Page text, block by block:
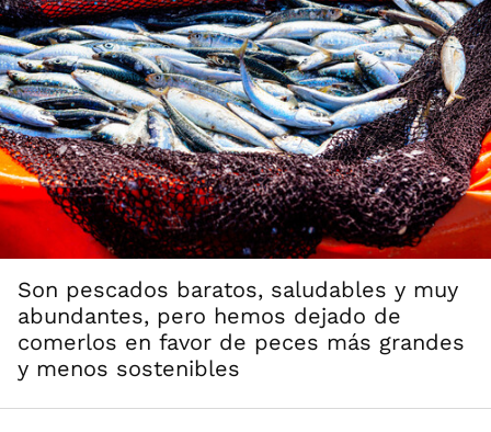
Son pescados baratos, saludables y muy
abundantes, pero hemos dejado de
comerlos en favor de peces más grandes
y menos sostenibles